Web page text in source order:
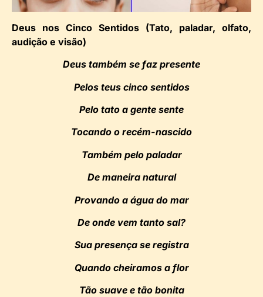
Deus nos Cinco Sentidos (Tato, paladar, olfato,
audição e visão)
Deus também se faz presente
Pelos teus cinco sentidos
Pelo tato a gente sente
Tocando o recém-nascido
Também pelo paladar
De maneira natural
Provando a água do mar
De onde vem tanto sal?
Sua presença se registra
Quando cheiramos a flor
Tão suave e tão bonita